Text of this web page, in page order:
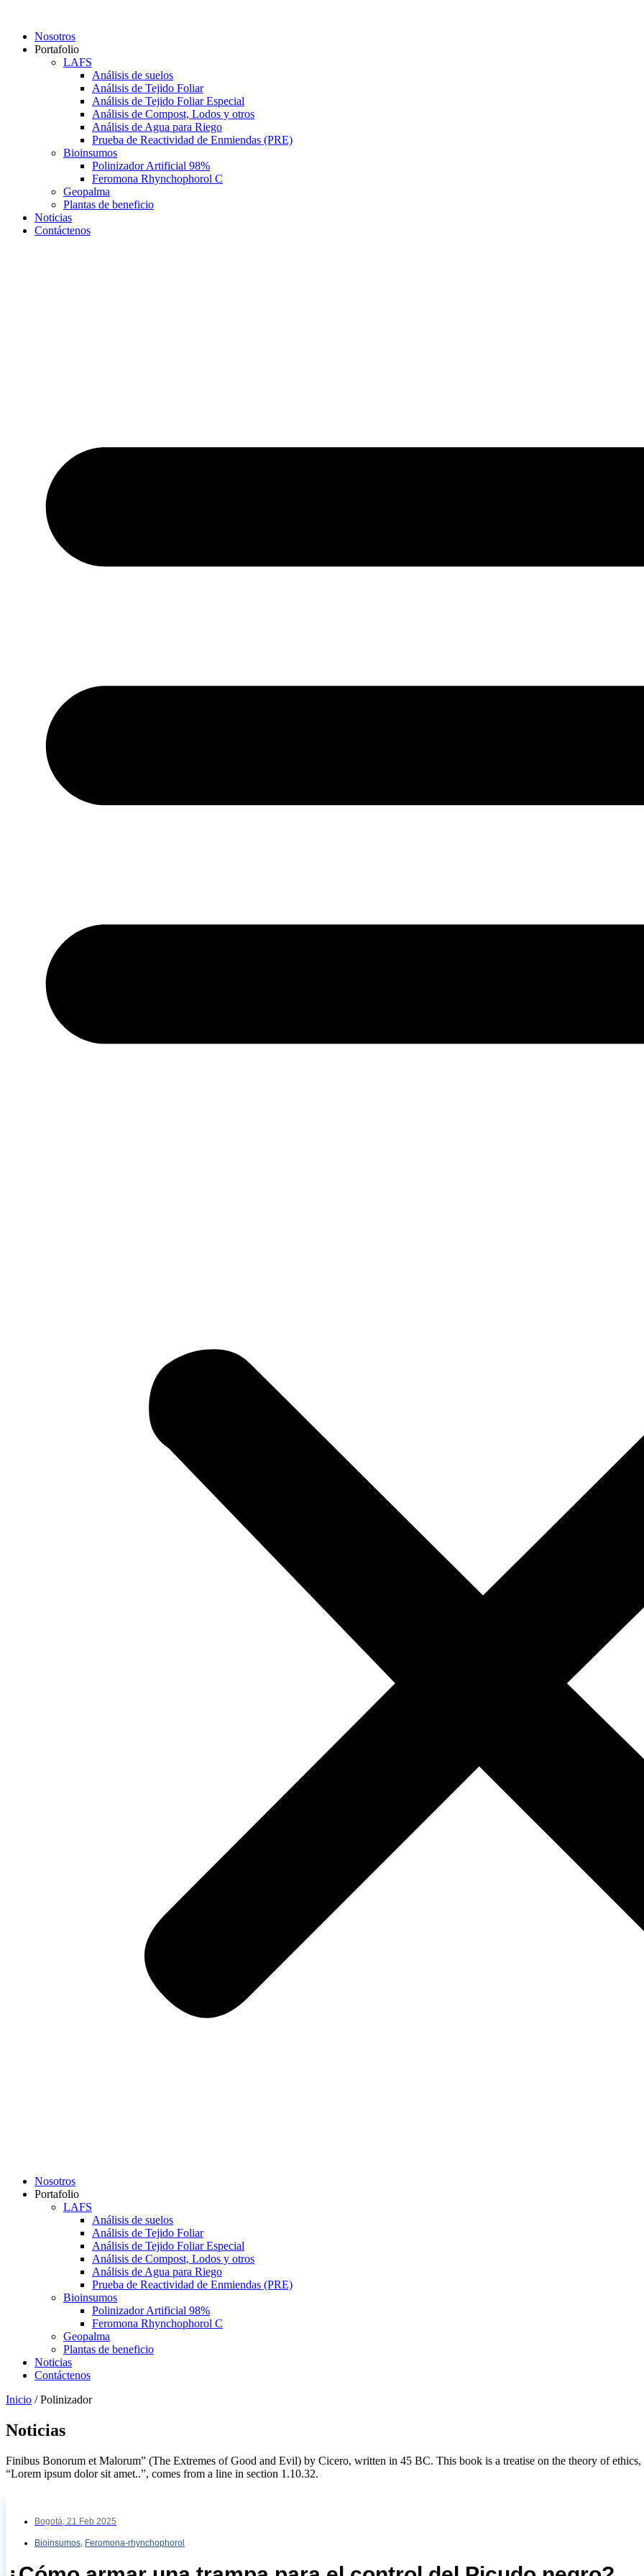
contenidoNosotros
Portafolio
LAFS
Análisis de suelos
Análisis de Tejido Foliar
Análisis de Tejido Foliar Especial
Análisis de Compost, Lodos y otros
Análisis de Agua para Riego
Prueba de Reactividad de Enmiendas (PRE)
Bioinsumos
Polinizador Artificial 98%
Feromona Rhynchophorol C
Geopalma
Plantas de beneficio
Noticias
Contáctenos
Nosotros
Portafolio
LAFS
Análisis de suelos
Análisis de Tejido Foliar
Análisis de Tejido Foliar Especial
Análisis de Compost, Lodos y otros
Análisis de Agua para Riego
Prueba de Reactividad de Enmiendas (PRE)
Bioinsumos
Polinizador Artificial 98%
Feromona Rhynchophorol C
Geopalma
Plantas de beneficio
Noticias
Contáctenos
Inicio /Polinizador
Noticias
Finibus Bonorum et Malorum” (The Extremes of Good and Evil) by Cicero, written in 45 BC. This book is a treatise on the theory of
“Lorem ipsum dolor sit amet..”, comes from a line in section 1.10.32.
Bogotá, 21 Feb 2025
Bioinsumos, Feromona-rhynchophorol